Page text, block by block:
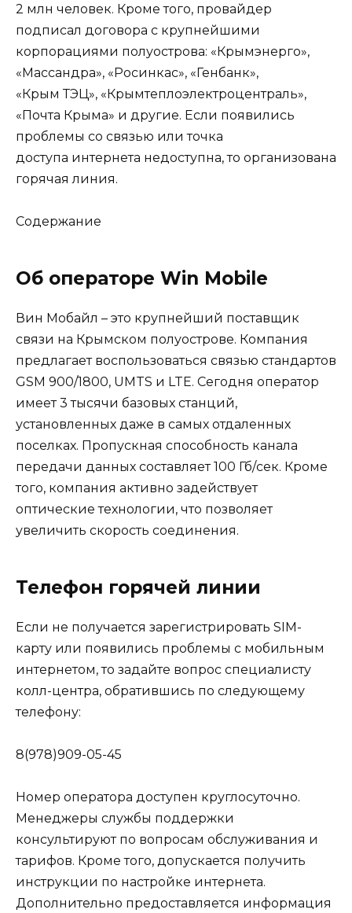
2 млн человек. Кроме того, провайдер
подписал договора с крупнейшими
корпорациями полуострова: «Крымэнерго»,
«Массандра», «Росинкас», «Генбанк»,
«Крым ТЭЦ», «Крымтеплоэлектроцентраль»,
«Почта Крыма» и другие. Если появились
проблемы со связью или точка
доступа интернета недоступна, то организована
горячая линия.
Содержание
Об операторе Win Mobile
Вин Мобайл – это крупнейший поставщик
связи на Крымском полуострове. Компания
предлагает воспользоваться связью стандартов
GSM 900/1800, UMTS и LTE. Сегодня оператор
имеет 3 тысячи базовых станций,
установленных даже в самых отдаленных
поселках. Пропускная способность канала
передачи данных составляет 100 Гб/сек. Кроме
того, компания активно задействует
оптические технологии, что позволяет
увеличить скорость соединения.
Телефон горячей линии
Если не получается зарегистрировать SIM-
карту или появились проблемы с мобильным
интернетом, то задайте вопрос специалисту
колл-центра, обратившись по следующему
телефону:
8(978)909-05-45
Номер оператора доступен круглосуточно.
Менеджеры службы поддержки
консультируют по вопросам обслуживания и
тарифов. Кроме того, допускается получить
инструкции по настройке интернета.
Дополнительно предоставляется информация